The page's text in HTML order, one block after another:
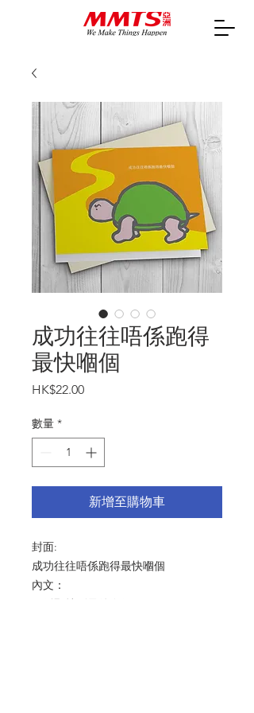
成功往往唔係跑得
最快嗰個
HK$22.00價
數量 *
新增至購物車
封面:
成功往往唔係跑得最快嗰個
內文：
而係堅持到最後嗰個